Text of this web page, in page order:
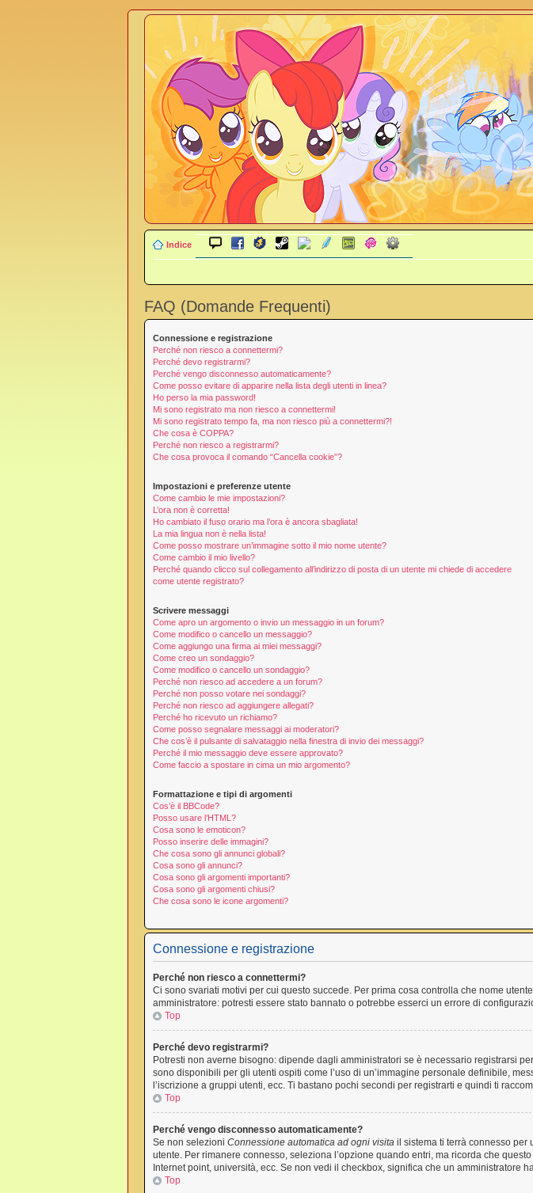
Indice
FAQ (Domande Frequenti)
Connessione e registrazione
Perché non riesco a connettermi?
Perché devo registrarmi?
Perché vengo disconnesso automaticamente?
Come posso evitare di apparire nella lista degli utenti in linea?
Ho perso la mia password!
Mi sono registrato ma non riesco a connettermi!
Mi sono registrato tempo fa, ma non riesco più a connettermi?!
Che cosa è COPPA?
Perché non riesco a registrarmi?
Che cosa provoca il comando “Cancella cookie”?
Impostazioni e preferenze utente
Come cambio le mie impostazioni?
L’ora non è corretta!
Ho cambiato il fuso orario ma l’ora è ancora sbagliata!
La mia lingua non è nella lista!
Come posso mostrare un’immagine sotto il mio nome utente?
Come cambio il mio livello?
Perché quando clicco sul collegamento all’indirizzo di posta di un utente mi chiede di accedere
come utente registrato?
Scrivere messaggi
Come apro un argomento o invio un messaggio in un forum?
Come modifico o cancello un messaggio?
Come aggiungo una firma ai miei messaggi?
Come creo un sondaggio?
Come modifico o cancello un sondaggio?
Perché non riesco ad accedere a un forum?
Perché non posso votare nei sondaggi?
Perché non riesco ad aggiungere allegati?
Perché ho ricevuto un richiamo?
Come posso segnalare messaggi ai moderatori?
Che cos’è il pulsante di salvataggio nella finestra di invio dei messaggi?
Perché il mio messaggio deve essere approvato?
Come faccio a spostare in cima un mio argomento?
Formattazione e tipi di argomenti
Cos’è il BBCode?
Posso usare l’HTML?
Cosa sono le emoticon?
Posso inserire delle immagini?
Che cosa sono gli annunci globali?
Cosa sono gli annunci?
Cosa sono gli argomenti importanti?
Cosa sono gli argomenti chiusi?
Che cosa sono le icone argomenti?
Connessione e registrazione
Perché non riesco a connettermi?
Ci sono svariati motivi per cui questo succede. Per prima cosa controlla che nome
amministratore: potresti essere stato bannato o potrebbe esserci un errore di
Top
Perché devo registrarmi?
Potresti non averne bisogno: dipende dagli amministratori se è necessario registrarsi
sono disponibili per gli utenti ospiti come l’uso di un’immagine personale definibile,
l’iscrizione a gruppi utenti, ecc. Ti bastano pochi secondi per registrarti e quindi ti
Top
Perché vengo disconnesso automaticamente?
Se non selezioni Connessione automatica ad ogni visita il sistema ti terrà connesso per
utente. Per rimanere connesso, seleziona l’opzione quando entri, ma ricorda che
Internet point, università, ecc. Se non vedi il checkbox, significa che un amministratore
Top